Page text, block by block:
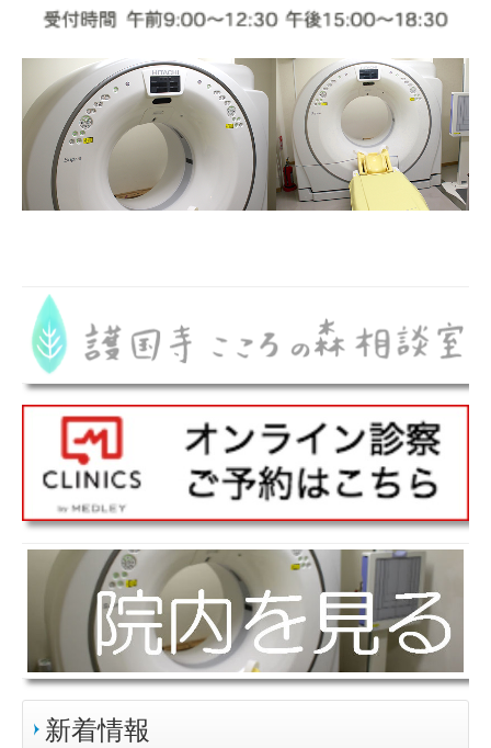
禁煙外来・外科一般
健康増進プログラム
人間ドック
健康診断・予防接種
デトックス・健康増進
医院・設備紹介
最新情報
遠隔診療
新着情報